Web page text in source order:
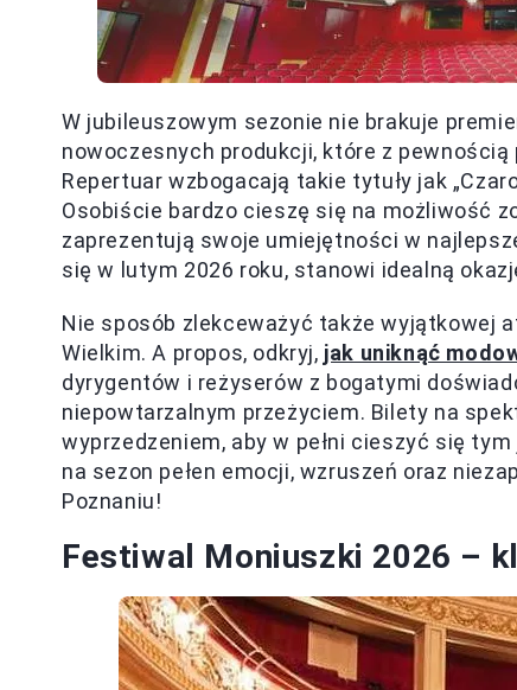
W jubileuszowym sezonie nie brakuje
nowoczesnych produkcji, które z
Repertuar wzbogacają takie tytuły jak
Osobiście bardzo cieszę się na możliwość
zaprezentują swoje umiejętności w
się w lutym 2026 roku, stanowi idealną
Nie sposób zlekceważyć także wyjątkowej
Wielkim. A propos, odkryj, jak uniknąć
dyrygentów i reżyserów z bogatymi
niepowtarzalnym przeżyciem. Bilety na
wyprzedzeniem, aby w pełni cieszyć się
na sezon pełen emocji, wzruszeń oraz
Poznaniu!
Festiwal Moniuszki 2026 –